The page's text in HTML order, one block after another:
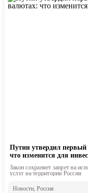
Путин утвердил
что изменится для
Закон сохраняет запрет на
услуг на территории России
Новости, Россия